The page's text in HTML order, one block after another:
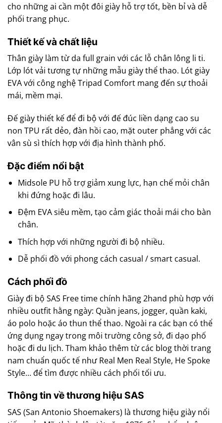
cho những ai cần một đôi giày hỗ trợ tốt, bền bỉ và dễ
phối trang phục.
Thiết kế và chất liệu
Thân giày làm từ da full grain với các lỗ chân lông li ti.
Lớp lót vải tương tự những mẫu giày thể thao. Lót giày
EVA với công nghệ Tripad Comfort mang đến sự thoải
mái, mềm mại.
Đế giày thiết kế để đi bộ với đế đúc liền dạng cao su
non TPU rất dẻo, đàn hồi cao, mặt outer phẳng với các
vân sù sì thích hợp với địa hình thành phố.
Đặc điểm nổi bật
Midsole PU hỗ trợ giảm xung lực, hạn chế mỏi chân
khi đứng hoặc đi lâu.
Đệm EVA siêu mềm, tạo cảm giác thoải mái cho bàn
chân.
Thích hợp với những người đi bộ nhiều.
Dễ phối đồ với phong cách casual / smart casual.
Cách phối đồ
Giày đi bộ SAS Free time chính hãng 2hand phù hợp với
nhiều outfit hằng ngày: Quần jeans, jogger, quần kaki,
áo polo hoặc áo thun thể thao. Ngoài ra các bạn có thể
ứng dụng ngay trong môi trường công sở, đi dạo phố
hoặc đi du lịch. Tham khảo thêm từ các blog thời trang
nam chuẩn quốc tế như Real Men Real Style, He Spoke
Style… để tìm được nhiều cách phối tối ưu.
Thông tin về thương hiệu SAS
SAS (San Antonio Shoemakers) là thương hiệu giày nổi